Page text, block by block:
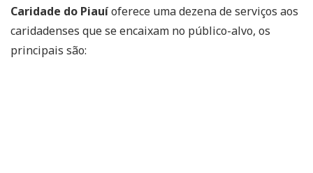
Caridade do Piauíoferece uma dezena de serviços aos
caridadenses que se encaixam no público-alvo, os
principais são: